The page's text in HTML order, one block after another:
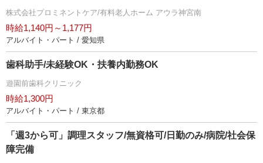
株式会社プロミネントケア/有料老人ホーム アウラ神宮南
時給1,140円～1,177円
アルバイト・パート / 愛知県
歯科助手/未経験OK・扶養内勤務OK
遊園前歯科クリニック
時給1,300円
アルバイト・パート / 東京都
「週3から可」調理スタッフ/無資格可/日勤のみ/病院/社会保
障完備